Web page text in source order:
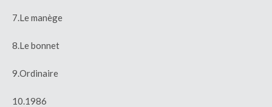
7.Le manège
8.Le bonnet
9.Ordinaire
10.1986